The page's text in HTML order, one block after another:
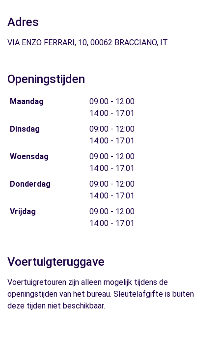
Adres
VIA ENZO FERRARI, 10, 00062 BRACCIANO, IT
Openingstijden
Maandag
09:00 - 12:00
14:00 - 17:01
Dinsdag
09:00 - 12:00
14:00 - 17:01
Woensdag
09:00 - 12:00
14:00 - 17:01
Donderdag
09:00 - 12:00
14:00 - 17:01
Vrijdag
09:00 - 12:00
14:00 - 17:01
Voertuigteruggave
Voertuigretouren zijn alleen mogelijk tijdens de
openingstijden van het bureau. Sleutelafgifte is buiten
deze tijden niet beschikbaar.